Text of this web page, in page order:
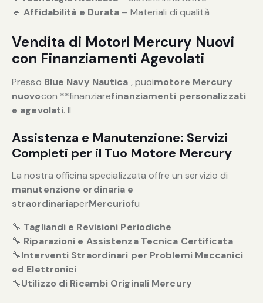
🔹Affidabilità e Durata – Materiali di qualità
Vendita di Motori Mercury Nuovi
con Finanziamenti Agevolati
Presso Blue Navy Nautica , puoimotore Mercury
nuovocon **finanziarefinanziamenti personalizzati
e agevolati. Il
Assistenza e Manutenzione: Servizi
Completi per il Tuo Motore Mercury
La nostra officina specializzata offre un servizio di
manutenzione ordinaria e
straordinariaperMercuriofu
🔧 Tagliandi e Revisioni Periodiche
🔧 Riparazioni e Assistenza Tecnica Certificata
🔧Interventi Straordinari per Problemi Meccanici
ed Elettronici
🔧Utilizzo di Ricambi Originali Mercury